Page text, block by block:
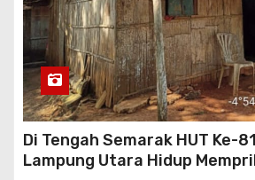
Di Tengah Semarak HUT Ke-
Lampung Utara Hidup